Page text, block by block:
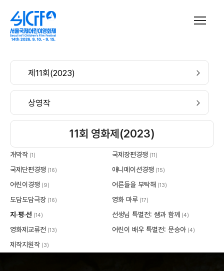
제11회(2023)
상영작
11회 영화제(2023)
개막작 (1) 국제장편경쟁 (11)
국제단편경쟁 (16) 애니메이션경쟁 (15)
어린이경쟁 (9) 어른들을 부탁해 (13)
도담도담극장 (16) 영화 마루 (17)
지·평·선 (14) 선생님 특별전: 쌤과 함께 (4)
영화제교류전 (13) 어린이 배우 특별전: 문승아 (4)
제작지원작 (3)